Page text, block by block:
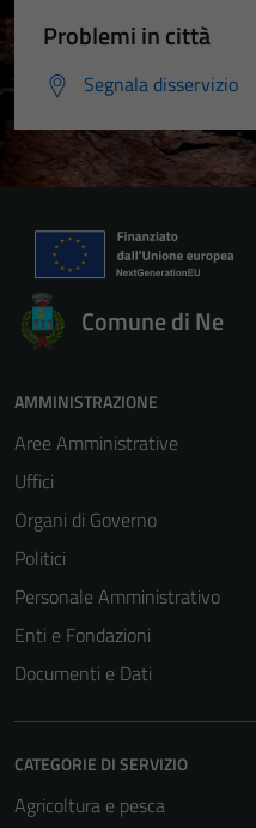
Problemi in città
Segnala disservizio
Comune di Ne
AMMINISTRAZIONE
Aree Amministrative
Uffici
Organi di Governo
Politici
Personale Amministrativo
Enti e Fondazioni
Documenti e Dati
CATEGORIE DI SERVIZIO
Agricoltura e pesca